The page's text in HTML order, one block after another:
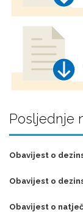
Posljednje
Obavijest o
Obavijest o
Obavijest o